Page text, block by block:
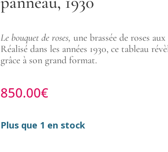
Le bouquet de roses, une brassée de roses
Réalisé dans les années 1930, ce tableau
grâce à son grand format.
850.00€
Plus que 1 en stock